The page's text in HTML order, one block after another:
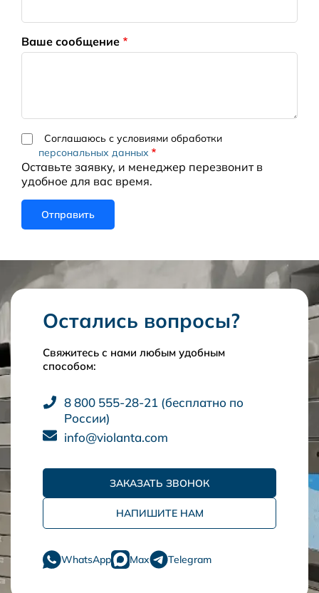
Ваше сообщение
Соглашаюсь с условиями обработки
персональных данных
Оставьте заявку, и менеджер перезвонит в
удобное для вас время.
Остались вопросы?
Свяжитесь с нами любым удобным
способом:
8 800 555-28-21 (бесплатно по
России)
info@violanta.com
ЗАКАЗАТЬ ЗВОНОК
НАПИШИТЕ НАМ
WhatsApp Max Telegram